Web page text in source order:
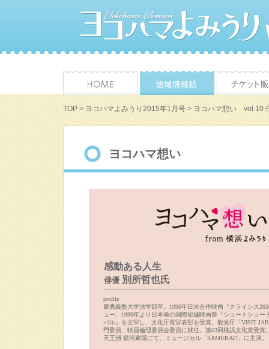
TOP > ヨコハマよみうり2015年1月号 > ヨコハマ想い vol.10
ヨコハマ想い
感動ある人生
俳優 別所哲也氏
profile
慶應義塾大学法学部卒。1990年日米合作映画『クライシス
ュー。1999年より日本発の国際短編映画祭『ショートショー
バル』を主宰し、文化庁長官表彰を受賞。観光庁「VISIT
門委員、映画倫理委員会委員に就任。第63回横浜文化賞受賞
天王洲 銀河劇場にて、ミュージカル「SAMURAI7」に主演。